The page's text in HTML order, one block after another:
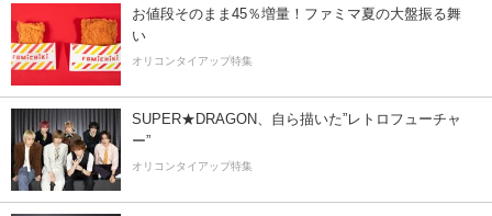
お値段そのまま45％増量！ファミマ夏の大盤振る舞
い
オリコンタイアップ特集
SUPER★DRAGON、自ら描いた”レトロフューチャ
ー”
オリコンタイアップ特集